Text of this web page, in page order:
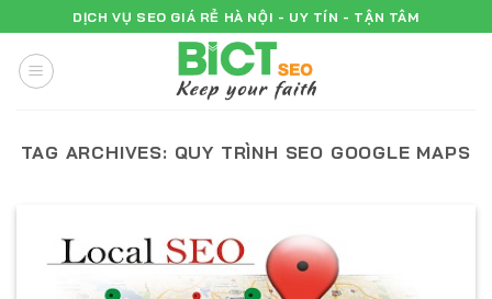
to
content
DỊCH VỤ SEO GIÁ RẺ HÀ NỘI - UY TÍN - TẬN TÂM
TAG ARCHIVES: QUY TRÌNH SEO GOOGLE MAPS